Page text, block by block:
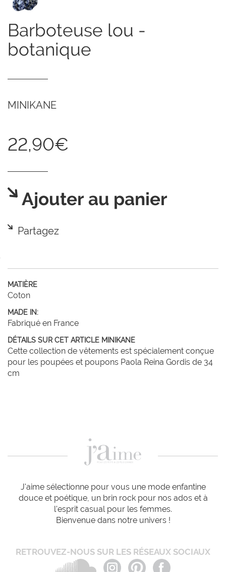
barboteuse lou -
botanique
MINIKANE
22,90€
Ajouter au panier
Partagez
MATIÈRE
Coton
MADE IN:
Fabriqué en France
DÉTAILS SUR CET ARTICLE MINIKANE
Cette collection de vêtements est spécialement conçue
pour les poupées et poupons Paola Reina Gordis de 34
cm
J'aime sélectionne pour vous une mode enfantine
douce et poétique, un brin rock pour nos ados et à
l'esprit casual pour les femmes.
Bienvenue dans notre univers !
RETROUVEZ-NOUS SUR LES RÉSEAUX SOCIAUX